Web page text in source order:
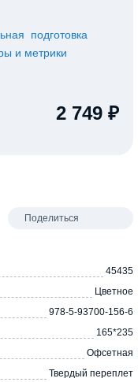
подготовка
и метрики
2 749 ₽
Поделиться
45435
Цветное
978-5-93700-156-6
165*235
Офсетная
Твердый переплет